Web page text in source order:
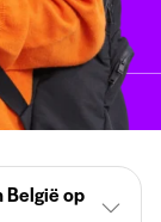
België op